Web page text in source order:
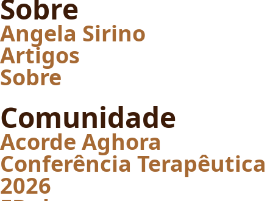
Sobre
Angela Sirino
Artigos
Sobre
Comunidade
Acorde Aghora
Conferência Terapêutica
2026